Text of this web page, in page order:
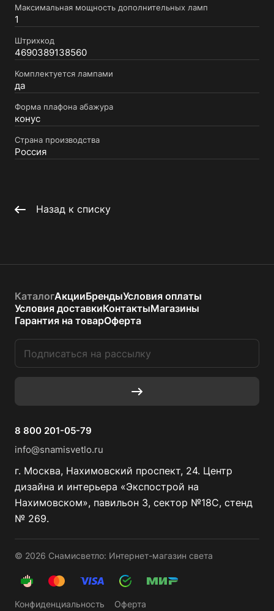
Максимальная мощность дополнительных ламп
1
Штрихкод
4690389138560
Комплектуется лампами
да
Форма плафона абажура
конус
Страна производства
Россия
Назад к списку
КаталогАкцииБрендыУсловия оплаты
Условия доставкиКонтактыМагазины
Гарантия на товарОферта
8 800 201-05-79
info@snamisvetlo.ru
г. Москва, Нахимовский проспект, 24. Центр
дизайна и интерьера «Экспострой на
Нахимовском», павильон 3, сектор №18С, стенд
№ 269.
© 2026 Снамисветло: Интернет-магазин света
Конфиденциальность Оферта